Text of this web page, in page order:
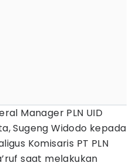
Manager PLN UID
Sugeng Widodo kepada
Komisaris PT PLN
saat melakukan